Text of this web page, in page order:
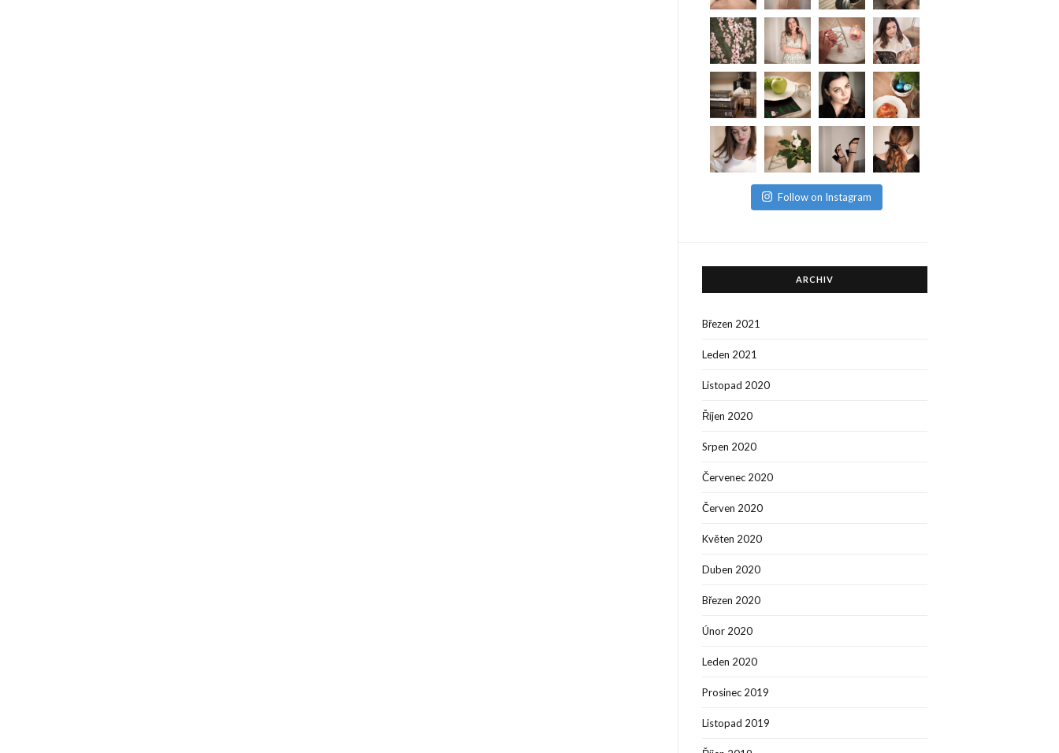
Follow on Instagram
ARCHIV
Březen 2021
Leden 2021
Listopad 2020
Říjen 2020
Srpen 2020
Červenec 2020
Červen 2020
Květen 2020
Duben 2020
Březen 2020
Únor 2020
Leden 2020
Prosinec 2019
Listopad 2019